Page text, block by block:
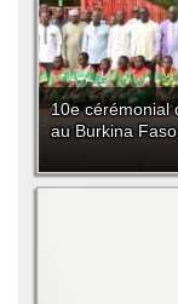
10e cérémonial
au Burkina Faso